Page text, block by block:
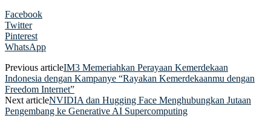
Facebook
Twitter
Pinterest
WhatsApp
Previous articleIM3 Memeriahkan Perayaan Kemerdekaan
Indonesia dengan Kampanye “Rayakan Kemerdekaanmu dengan
Freedom Internet”
Next articleNVIDIA dan Hugging Face Menghubungkan Jutaan
Pengembang ke Generative AI Supercomputing